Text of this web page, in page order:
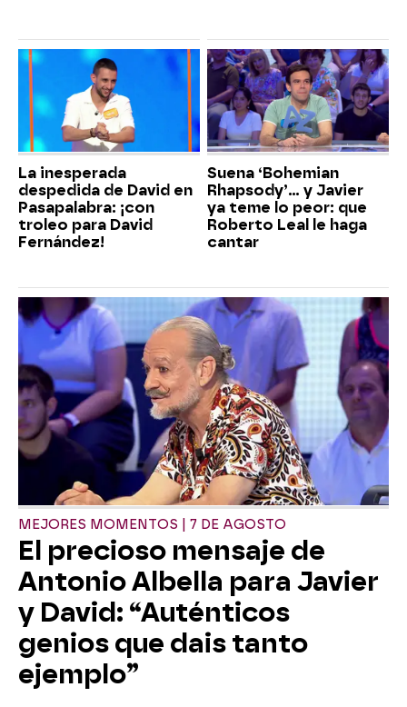
La inesperada
despedida de David en
Pasapalabra: ¡con
troleo para David
Fernández!
Suena ‘Bohemian
Rhapsody’... y Javier
ya teme lo peor: que
Roberto Leal le haga
cantar
MEJORES MOMENTOS | 7 DE AGOSTO
El precioso mensaje de
Antonio Albella para Javier
y David: “Auténticos
genios que dais tanto
ejemplo”